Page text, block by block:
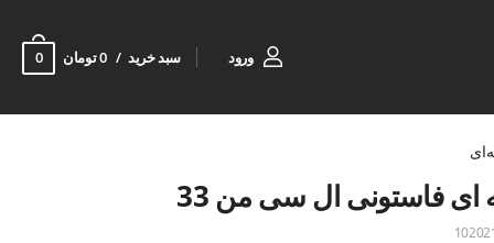
ورود سبد خرید 0 تومان 0
ای فاستونی ال سی من 33